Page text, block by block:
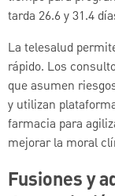
tarda 26.6 y 31.4
La telesalud
rápido. Los
que asumen
y utilizan
farmacia para
mejorar la moral
Fusiones y